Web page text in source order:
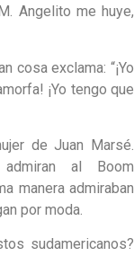
Angelito me huye,
cosa exclama: “¡Yo
¡Yo tengo que
de Juan Marsé.
al Boom
manera admiraban
por moda.
sudamericanos?